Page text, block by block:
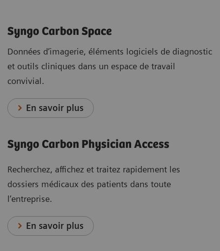
Syngo Carbon Space
Données d’imagerie, éléments logiciels de diagnostic
et outils cliniques dans un espace de travail
convivial.
En savoir plus
Syngo Carbon Physician Access
Recherchez, affichez et traitez rapidement les
dossiers médicaux des patients dans toute
l’entreprise.
En savoir plus